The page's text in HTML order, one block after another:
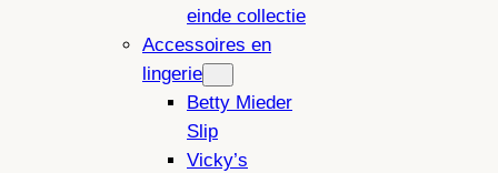
einde collectie
Accessoires en
lingerie
Betty Mieder
Slip
Vicky’s